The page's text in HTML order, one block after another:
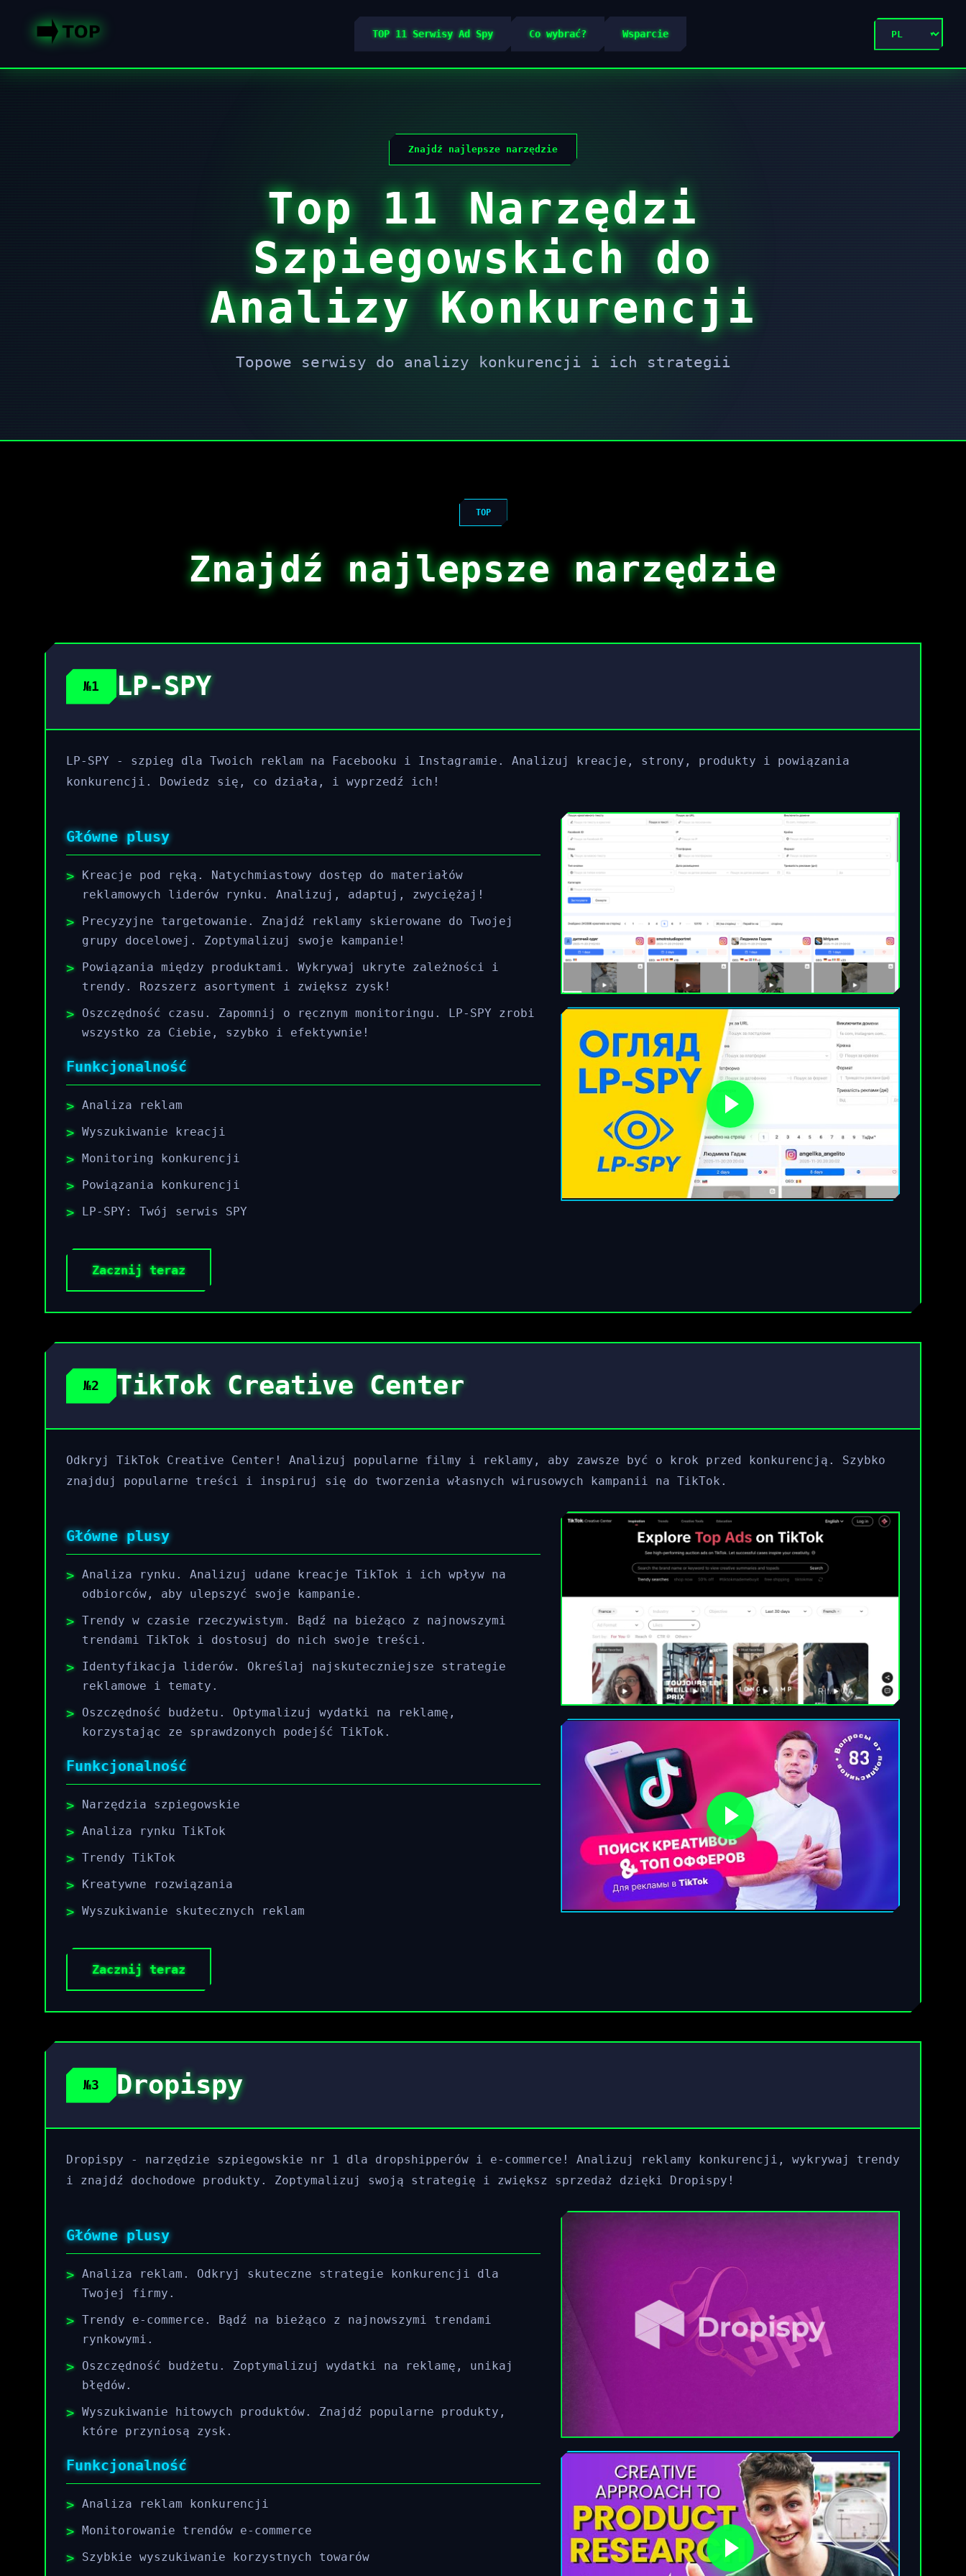
TOP 11 Serwisy Ad Spy Co wybrać? Wsparcie
Znajdź najlepsze narzędzie
Top 11 Narzędzi
Szpiegowskich do
Analizy Konkurencji
Topowe serwisy do analizy konkurencji i ich strategii
TOP
Znajdź najlepsze narzędzie
№1 LP-SPY
LP-SPY - szpieg dla Twoich reklam na Facebooku i Instagramie. Analizuj kreacje, strony, produkty i powiązania
konkurencji. Dowiedz się, co działa, i wyprzedź ich!
Główne plusy
Kreacje pod ręką. Natychmiastowy dostęp do materiałów
reklamowych liderów rynku. Analizuj, adaptuj, zwyciężaj!
Precyzyjne targetowanie. Znajdź reklamy skierowane do Twojej
grupy docelowej. Zoptymalizuj swoje kampanie!
Powiązania między produktami. Wykrywaj ukryte zależności i
trendy. Rozszerz asortyment i zwiększ zysk!
Oszczędność czasu. Zapomnij o ręcznym monitoringu. LP-SPY zrobi
wszystko za Ciebie, szybko i efektywnie!
Funkcjonalność
Analiza reklam
Wyszukiwanie kreacji
Monitoring konkurencji
Powiązania konkurencji
LP-SPY: Twój serwis SPY
Zacznij teraz
№2 TikTok Creative Center
Odkryj TikTok Creative Center! Analizuj popularne filmy i reklamy, aby zawsze być o krok przed konkurencją. Szybko
znajduj popularne treści i inspiruj się do tworzenia własnych wirusowych kampanii na TikTok.
Główne plusy
Analiza rynku. Analizuj udane kreacje TikTok i ich wpływ na
odbiorców, aby ulepszyć swoje kampanie.
Trendy w czasie rzeczywistym. Bądź na bieżąco z najnowszymi
trendami TikTok i dostosuj do nich swoje treści.
Identyfikacja liderów. Określaj najskuteczniejsze strategie
reklamowe i tematy.
Oszczędność budżetu. Optymalizuj wydatki na reklamę,
korzystając ze sprawdzonych podejść TikTok.
Funkcjonalność
Narzędzia szpiegowskie
Analiza rynku TikTok
Trendy TikTok
Kreatywne rozwiązania
Wyszukiwanie skutecznych reklam
Zacznij teraz
№3 Dropispy
Dropispy - narzędzie szpiegowskie nr 1 dla dropshipperów i e-commerce! Analizuj reklamy konkurencji, wykrywaj trendy
i znajdź dochodowe produkty. Zoptymalizuj swoją strategię i zwiększ sprzedaż dzięki Dropispy!
Główne plusy
Analiza reklam. Odkryj skuteczne strategie konkurencji dla
Twojej firmy.
Trendy e-commerce. Bądź na bieżąco z najnowszymi trendami
rynkowymi.
Oszczędność budżetu. Zoptymalizuj wydatki na reklamę, unikaj
błędów.
Wyszukiwanie hitowych produktów. Znajdź popularne produkty,
które przyniosą zysk.
Funkcjonalność
Analiza reklam konkurencji
Monitorowanie trendów e-commerce
Szybkie wyszukiwanie korzystnych towarów